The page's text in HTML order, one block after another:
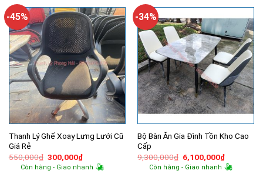
-45%
Thanh Lý Ghế Xoay Lưng Lưới Cũ
Giá Rẻ
550,000₫ Giá
gốc
là:
300,000₫Giá
hiện
tại
Còn hàng - Giao nhanh
-34%
Bộ Bàn Ăn Gia Đình Tồn Kho Cao
Cấp
9,300,000₫ Giá
gốc
là:
6,100,000₫Giá
hiện
tại
Còn hàng - Giao nhanh